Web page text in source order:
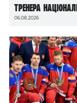
тренера
06.08.2026